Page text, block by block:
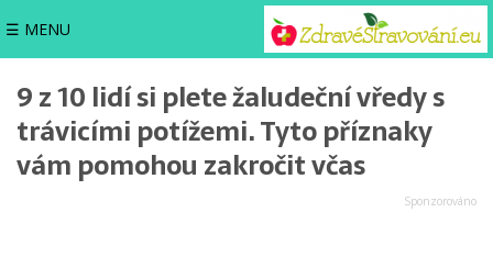
☰ MENU
9 z 10 lidí si plete žaludeční vředy s
trávicími potížemi. Tyto příznaky
vám pomohou zakročit včas